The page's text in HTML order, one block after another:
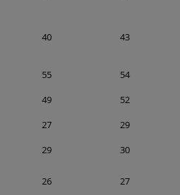
40 43
55
54
49
52
27
29
29
30
26
27